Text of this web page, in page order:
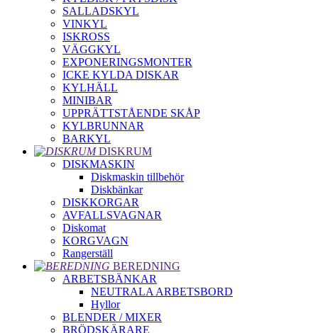
SALLADSKYL
VINKYL
ISKROSS
VÄGGKYL
EXPONERINGSMONTER
ICKE KYLDA DISKAR
KYLHÄLL
MINIBAR
UPPRÄTTSTÅENDE SKÅP
KYLBRUNNAR
BARKYL
DISKRUM
DISKMASKIN
Diskmaskin tillbehör
Diskbänkar
DISKKORGAR
AVFALLSVAGNAR
Diskomat
KORGVAGN
Rangerställ
BEREDNING
ARBETSBÄNKAR
NEUTRALA ARBETSBORD
Hyllor
BLENDER / MIXER
BRÖDSKÄRARE